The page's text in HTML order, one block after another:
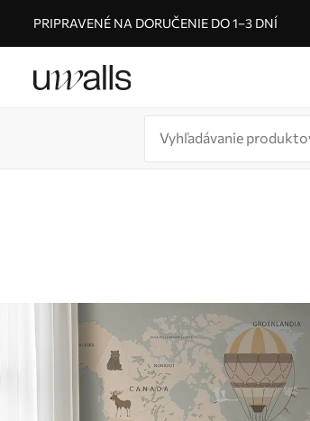
PRIPRAVENÉ NA DORUČENIE DO 1–3 DNÍ